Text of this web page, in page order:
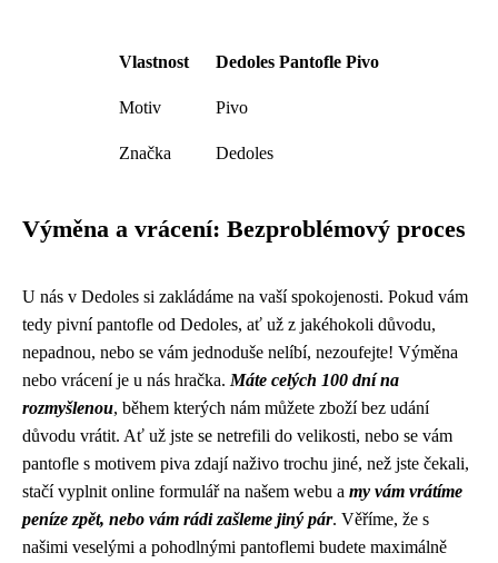
Vlastnost Dedoles Pantofle Pivo
Motiv Pivo
Značka Dedoles
Výměna a vrácení: Bezproblémový proces
U nás v Dedoles si zakládáme na vaší spokojenosti. Pokud vám
tedy pivní pantofle od Dedoles, ať už z jakéhokoli důvodu,
nepadnou, nebo se vám jednoduše nelíbí, nezoufejte! Výměna
nebo vrácení je u nás hračka. Máte celých 100 dní na
rozmyšlenou, během kterých nám můžete zboží bez udání
důvodu vrátit. Ať už jste se netrefili do velikosti, nebo se vám
pantofle s motivem piva zdají naživo trochu jiné, než jste čekali,
stačí vyplnit online formulář na našem webu a my vám vrátíme
peníze zpět, nebo vám rádi zašleme jiný pár. Věříme, že s
našimi veselými a pohodlnými pantoflemi budete maximálně